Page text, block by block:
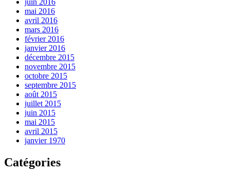
mai 2016
avril 2016
mars 2016
février 2016
janvier 2016
décembre 2015
novembre 2015
octobre 2015
septembre 2015
août 2015
juillet 2015
juin 2015
mai 2015
avril 2015
janvier 1970
Catégories